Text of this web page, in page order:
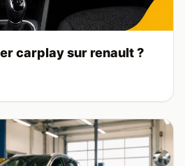
carplay sur renault ?